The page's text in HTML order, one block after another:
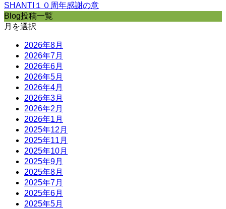
SHANTI１０周年感謝の意
Blog投稿一覧
月を選択
2026年8月
2026年7月
2026年6月
2026年5月
2026年4月
2026年3月
2026年2月
2026年1月
2025年12月
2025年11月
2025年10月
2025年9月
2025年8月
2025年7月
2025年6月
2025年5月